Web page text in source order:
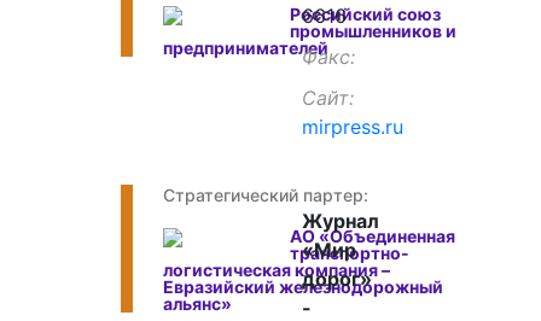
Российский союз
промышленников и
предпринимателей
Стратегический партер:
АО «Объединенная
транспортно-
логистическая компания –
Евразийский железнодорожный
альянс»
6616
Факс
Сайт
mirpress.ru
Журнал
«Мир
дорог»
-